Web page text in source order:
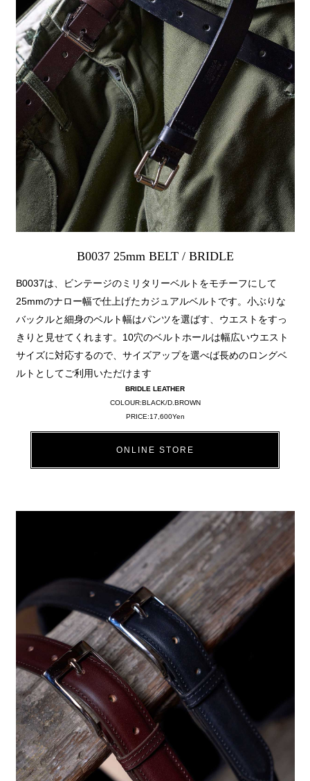
B0037 25mm BELT / BRIDLE
B0037は、ビンテージのミリタリーベルトをモチーフにして
25mmのナロー幅で仕上げたカジュアルベルトです。小ぶりな
バックルと細身のベルト幅はパンツを選ばす、ウエストをすっ
きりと見せてくれます。10穴のベルトホールは幅広いウエスト
サイズに対応するので、サイズアップを選べば長めのロングベ
ルトとしてご利用いただけます
BRIDLE LEATHER
COLOUR:BLACK/D.BROWN
PRICE:17,600Yen
ONLINE STORE